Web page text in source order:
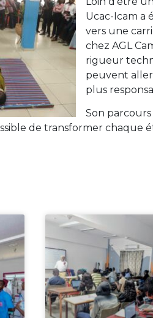
Ucac-Icam a
vers une
chez AGL
rigueur
peuvent
plus
Son parcours
de transformer chaque